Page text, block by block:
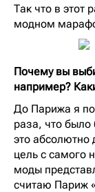
Так что в этот
модном
Почему вы
например?
До Парижа я
раза, что
это абсолютно
цель с самого
моды
считаю Париж